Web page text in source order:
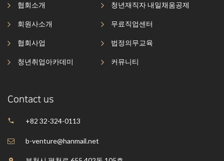
협회소개
회원사소개
협회사업
청년취업아카데미
청년재직자 내일채움공제
무료직업센터
법정의무교육
커뮤니티
Contact us
+82 32-324-0113
b-venture@hanmail.net